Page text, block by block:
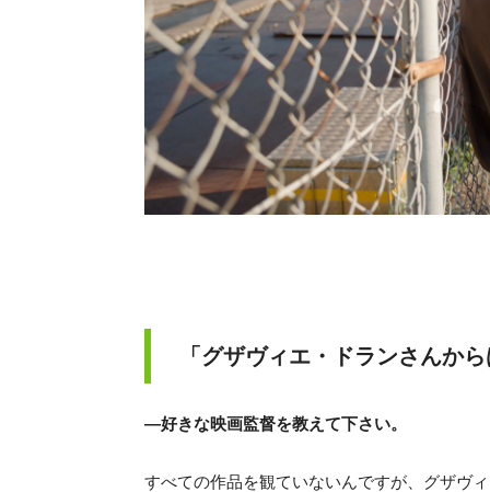
「グザヴィエ・ドランさんか
―好きな映画監督を教えて下さい。
すべての作品を観ていないんですが、グザヴ